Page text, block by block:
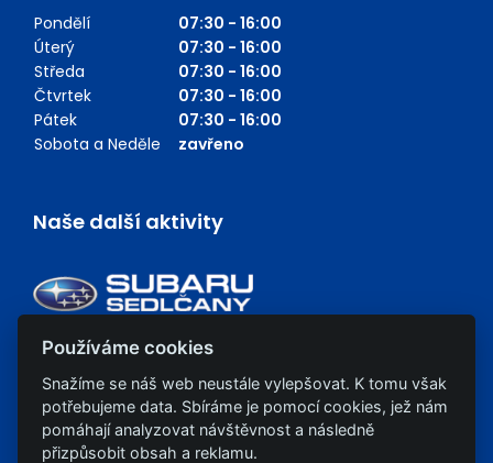
Pondělí
07:30 - 16:00
Úterý
07:30 - 16:00
Středa
07:30 - 16:00
Čtvrtek
07:30 - 16:00
Pátek
07:30 - 16:00
Sobota a Neděle
zavřeno
Naše další aktivity
Používáme cookies
Snažíme se náš web neustále vylepšovat. K tomu však
potřebujeme data. Sbíráme je pomocí cookies, jež nám
pomáhají analyzovat návštěvnost a následně
přizpůsobit obsah a reklamu.